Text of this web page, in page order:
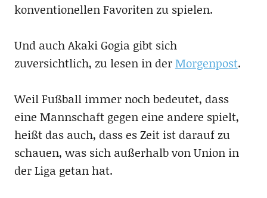
konventionellen Favoriten zu spielen.
Und auch Akaki Gogia gibt sich
zuversichtlich, zu lesen in derMorgenpost.
Weil Fußball immer noch bedeutet, dass
eine Mannschaft gegen eine andere spielt,
heißt das auch, dass es Zeit ist darauf zu
schauen, was sich außerhalb von Union in
der Liga getan hat.